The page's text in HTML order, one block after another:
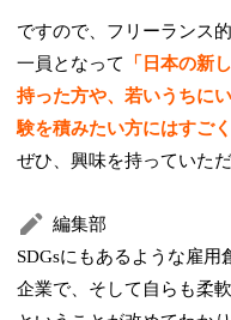
ですので、フリーランス
一員となって
「日本の新
持った方や、若いうちに
験を積みたい方にはすご
ぜひ、興味を持っていた
編集部
SDGsにもあるような雇
企業で、そして自らも柔